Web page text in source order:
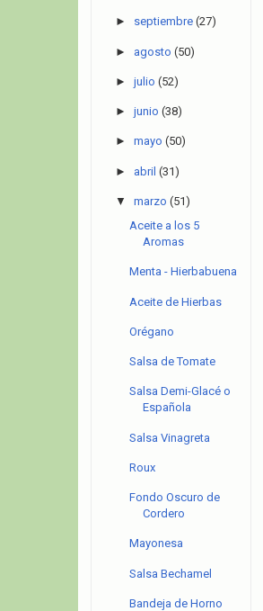
► septiembre (27)
► agosto (50)
► julio (52)
► junio (38)
► mayo (50)
► abril (31)
▼ marzo (51)
Aceite a los 5
Aromas
Menta - Hierbabuena
Aceite de Hierbas
Orégano
Salsa de Tomate
Salsa Demi-Glacé o
Española
Salsa Vinagreta
Roux
Fondo Oscuro de
Cordero
Mayonesa
Salsa Bechamel
Bandeja de Horno